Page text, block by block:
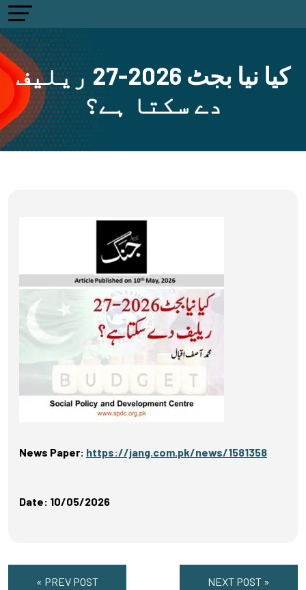
کیا نیا بجٹ 2026-27 ریلیف
دے سکتا ہے؟
News Paper: https://jang.com.pk/news/1581358
Date: 10/05/2026
« PREV POST NEXT POST »